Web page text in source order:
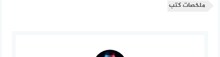
ملخصات كتب